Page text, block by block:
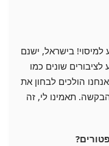
בישראל, ישנם
שונים כמו
הולכים לבחון את
תאמינו לי, זה